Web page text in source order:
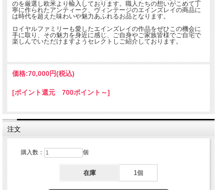
のを厳選し欧米より輸入しております。職人たちの想いがこめて丁
寧に作られたアンティーク、ヴィンテージのエインズレイの商品に
は時代を超えた味わいや魅力あふれるお品となります。
ロイヤルファミリーも愛したエインズレイの作品をぜひこの機会に
手に取り、その魅力を身近に感じ、ご自身やご家族皆様でご自宅で
楽しんでいただけますようセレクトしご紹介しております。
価格:70,000円(税込)
[ポイント還元 700ポイント～]
注文
購入数： 個
在庫 1個